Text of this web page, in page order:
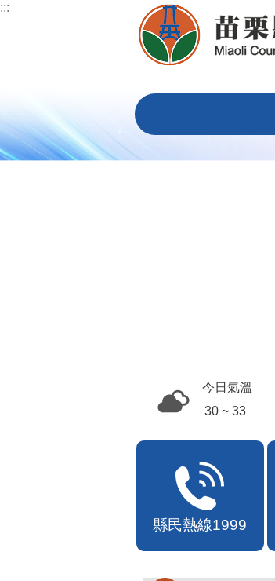
跳到主要內容區塊
:::
今日氣溫
30 ~ 33
縣民熱線1999